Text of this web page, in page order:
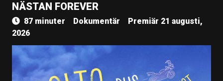
NÄSTAN FOREVER
87 minuter Dokumentär
Premiär 21 augusti,
2026